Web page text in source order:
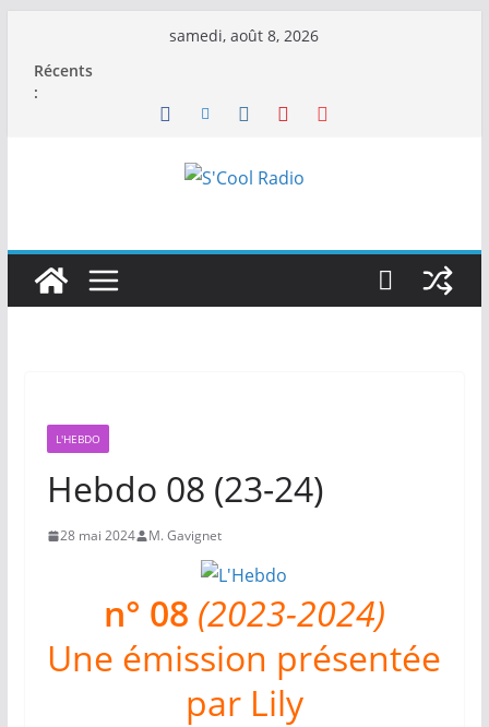
contenu
samedi, août 8, 2026
Récents
:
L'HEBDO
Hebdo 08 (23-24)
28 mai 2024 M. Gavignet
n° 08 (2023-2024)
Une émission présentée
par Lily